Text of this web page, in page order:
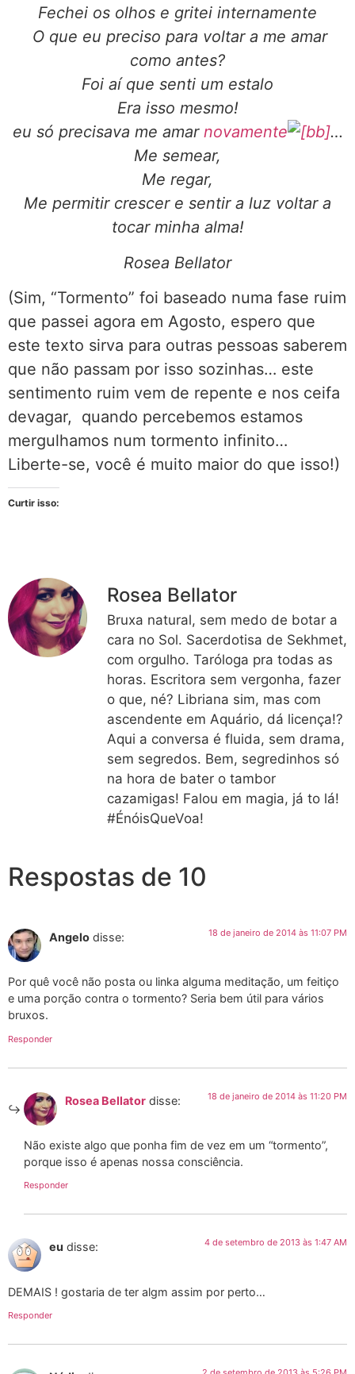
Fechei os olhos e gritei internamente
O que eu preciso para voltar a me amar
como antes?
Foi aí que senti um estalo
Era isso mesmo!
eu só precisava me amar novamente
…
Me semear,
Me regar,
Me permitir crescer e sentir a luz voltar a
tocar minha alma!
Rosea Bellator
(Sim, “Tormento” foi baseado numa fase ruim
que passei agora em Agosto, espero que
este texto sirva para outras pessoas saberem
que não passam por isso sozinhas… este
sentimento ruim vem de repente e nos ceifa
devagar, quando percebemos estamos
mergulhamos num tormento infinito…
Liberte-se, você é muito maior do que isso!)
Curtir isso:
Rosea Bellator
Bruxa natural, sem medo de botar a
cara no Sol. Sacerdotisa de Sekhmet,
com orgulho. Taróloga pra todas as
horas. Escritora sem vergonha, fazer
o que, né? Libriana sim, mas com
ascendente em Aquário, dá licença!?
Aqui a conversa é fluida, sem drama,
sem segredos. Bem, segredinhos só
na hora de bater o tambor
cazamigas! Falou em magia, já to lá!
#ÉnóisQueVoa!
Respostas de 10
Angelo disse: 18 de janeiro de 2014 às 11:07 PM
Por quê você não posta ou linka alguma meditação, um feitiço
e uma porção contra o tormento? Seria bem útil para vários
bruxos.
Responder
Rosea Bellator disse: 18 de janeiro de 2014 às 11:20 PM
Não existe algo que ponha fim de vez em um “tormento”,
porque isso é apenas nossa consciência.
Responder
eu disse: 4 de setembro de 2013 às 1:47 AM
DEMAIS ! gostaria de ter algm assim por perto…
Responder